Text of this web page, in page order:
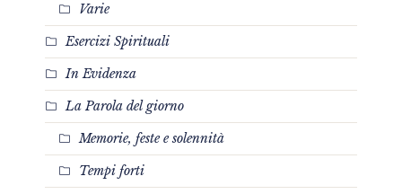
Varie
Esercizi Spirituali
In Evidenza
La Parola del giorno
Memorie, feste e solennità
Tempi forti